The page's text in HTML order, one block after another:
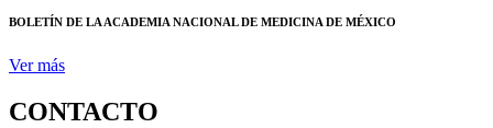
BOLETÍN DE LA ACADEMIA NACIONAL DE MEDICINA DE MÉXICO
Ver más
CONTACTO